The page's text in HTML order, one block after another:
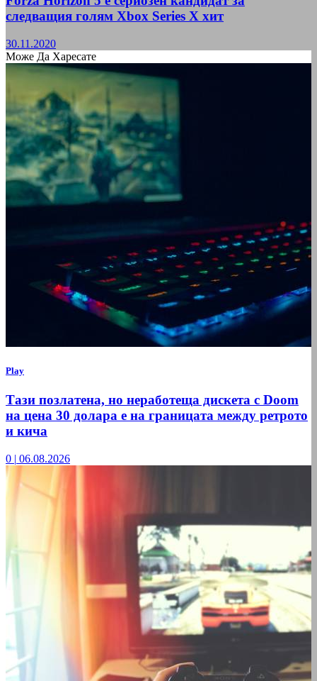
следващия голям Xbox Series X хит
30.11.2020
Може Да Харесате
Play
Тази позлатена, но неработеща дискета с Doom
на цена 30 долара е на границата между ретрото
и кича
0 | 06.08.2026